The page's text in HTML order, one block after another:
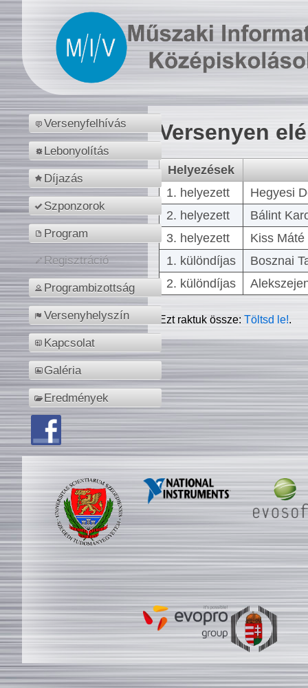
Versenyfelhívás
Lebonyolítás
Díjazás
Szponzorok
Program
Regisztráció
Programbizottság
Versenyhelyszín
Kapcsolat
Galéria
Eredmények
Versenyen
Helyezések
1. helyezett
Hegyesi
2. helyezett
Bálint
3. helyezett
Kiss
1. különdíjas
Bosznai
2. különdíjas
Ezt raktuk össze:Töltsd le!.